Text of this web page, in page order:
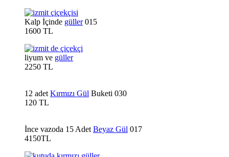
Kalp İçinde güller015
1600 TL
liyum ve güller
2250 TL
12 adet Kırmızı Gül Buketi 030
120 TL
İnce vazoda 15 Adet Beyaz Gül 017
4150TL